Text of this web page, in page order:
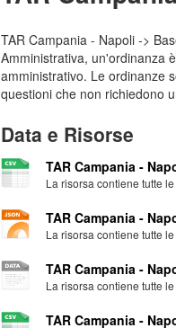
TAR Campania - Napoli ->
Amministrativa, un'ordinanza
amministrativo. Le ordinanze
questioni che non richiedono
Data e Risorse
TAR Campania -
La risorsa contiene tutte
TAR Campania -
La risorsa contiene tutte
TAR Campania -
La risorsa contiene tutte
TAR Campania -